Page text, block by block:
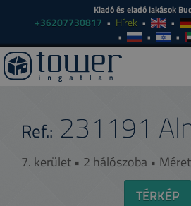
Kiadó és eladó lakások
+36207730817 Hírek
Ref.: 231191
7. kerület • 2 hálószoba •
TÉRKÉP